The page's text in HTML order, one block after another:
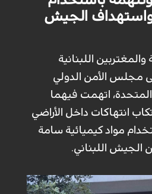
واستهداف الجيش
اللبنانية
مجلس الأمن الدولي
المتحدة، اتهمت فيهما
انتهاكات داخل الأراضي
مواد كيميائية سامة
اللبناني.